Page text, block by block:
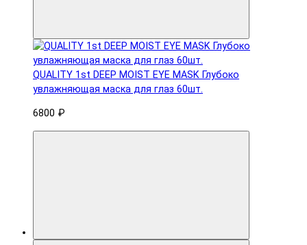
QUALITY 1st DEEP MOIST EYE MASK Глубоко
увлажняющая маска для глаз 60шт.
6800 ₽